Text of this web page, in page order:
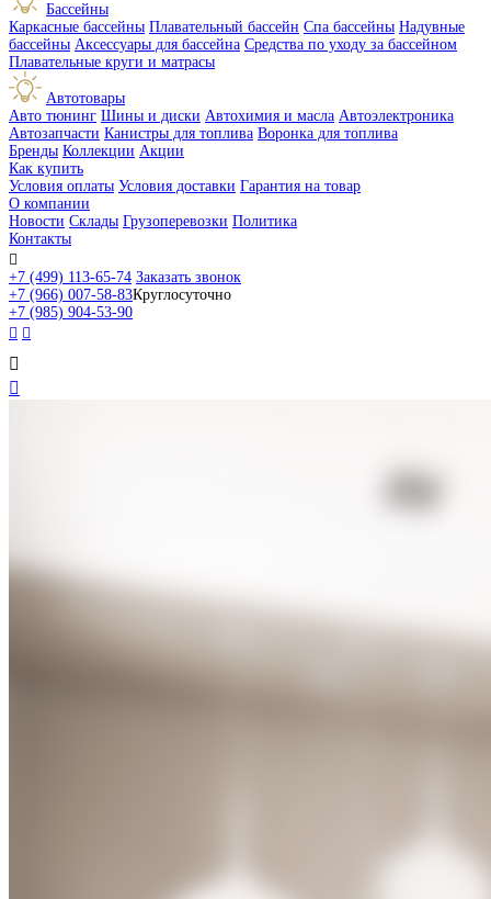
Бассейны
Каркасные бассейны Плавательный бассейн Спа бассейны Надувные
бассейны Аксессуары для бассейна Средства по уходу за бассейном
Плавательные круги и матрасы
Автотовары
Авто тюнинг Шины и диски Автохимия и масла Автоэлектроника
Автозапчасти Канистры для топлива Воронка для топлива
Бренды Коллекции Акции
Как купить
Условия оплаты Условия доставки Гарантия на товар
О компании
Новости Склады Грузоперевозки Политика
Контакты

+7 (499) 113-65-74 Заказать звонок
+7 (966) 007-58-83Круглосуточно
+7 (985) 904-53-90
 

